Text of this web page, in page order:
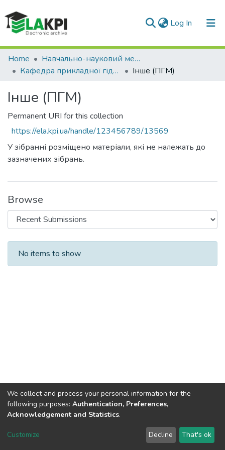
Log In (current)
Communities & Collections
All of DSpace
Statistics
Home
Навчально-науковий механіко-машинобудівний інститут (НН ММІ)
Кафедра прикладної гідроаеромеханіки і механотроніки (ПГМ)
Інше (ПГМ)
Інше (ПГМ)
Permanent URI for this collection
https://ela.kpi.ua/handle/123456789/13569
У зібранні розміщено матеріали, які не належать до
зазначених зібрань.
Browse
Recent Submissions
No items to show
DSpace software copyright © 2002-2026 LYRASIS
Send Feedback
We collect and process your personal information for the
following purposes: Authentication, Preferences,
Acknowledgement and Statistics.
Customize Decline That's ok